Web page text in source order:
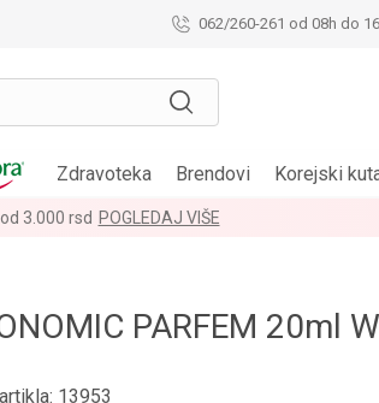
062/260-261 od 08h do
Zdravoteka Brendovi Korejski
3.000 rsd POGLEDAJ VIŠE
PARFEM 20ml
13953